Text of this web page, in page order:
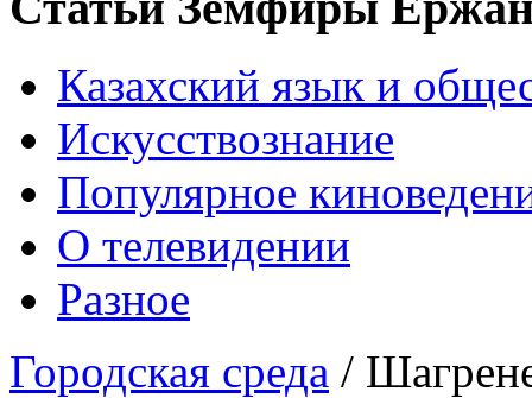
Казахский язык и
Искусствознание
Популярное
О телевидении
Разное
Городская среда /